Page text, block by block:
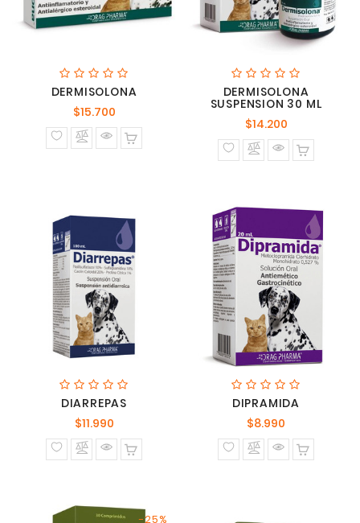
DERMISOLONA
$15.700Precio
normal
DERMISOLONA
SUSPENSION 30 ML
$14.200Precio
normal
DIARREPAS
$11.990Precio
normal
DIPRAMIDA
$8.990
normal
-25%